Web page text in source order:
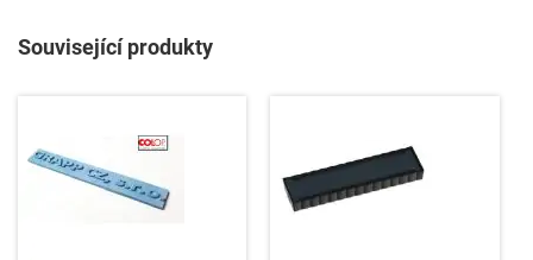
Související produkty